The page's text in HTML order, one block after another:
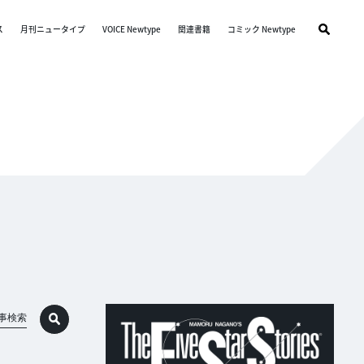
月刊ニュータイプ VOICE Newtype 関連書籍 コミック Newtype
検索